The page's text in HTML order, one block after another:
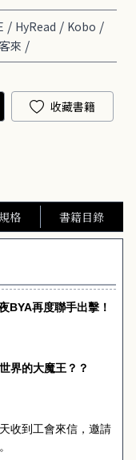
/ HyRead / Kobo /
來 /
收藏書籍
格 書籍目錄
BYA再度聯手出擊！
界的大魔王？？
收到工會來信，邀請